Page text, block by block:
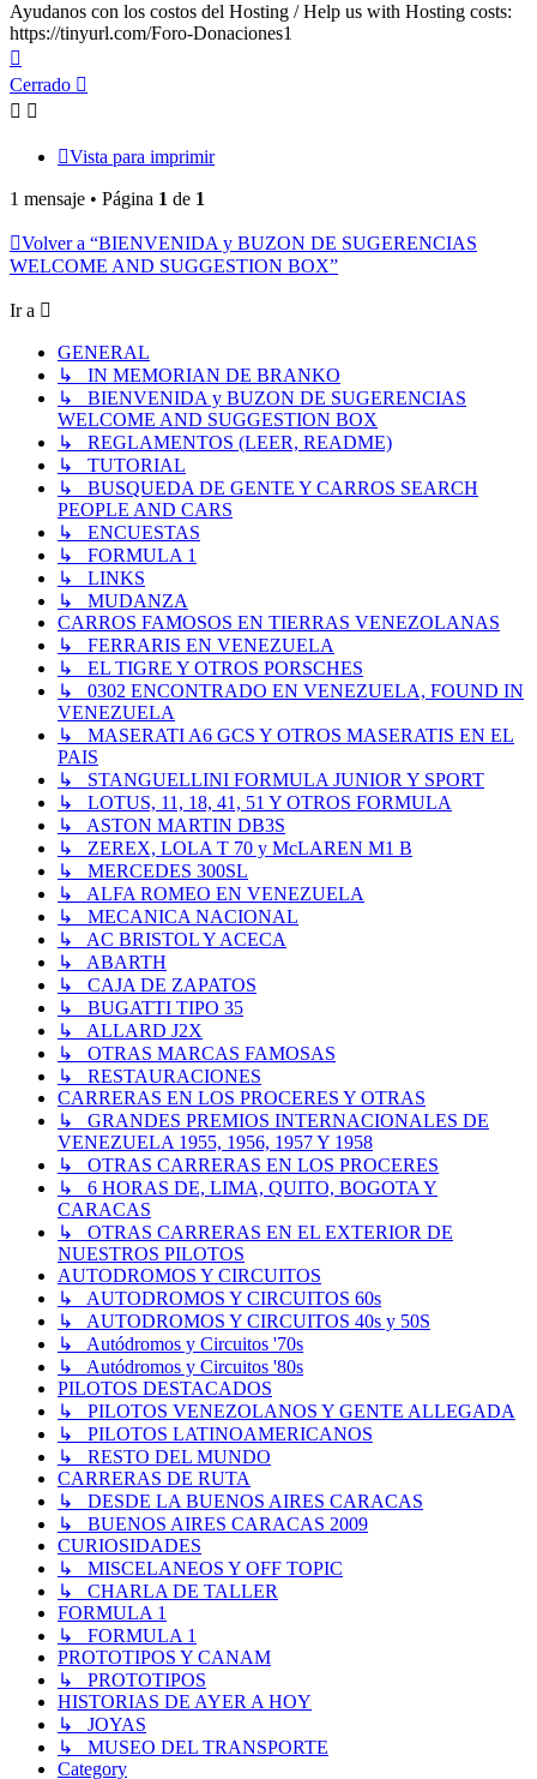
Ayudanos con los costos del Hosting / Help us with Hosting costs:
https://tinyurl.com/Foro-Donaciones1
Cerrado
Vista para imprimir
1 mensaje • Página 1 de 1
Volver a “BIENVENIDA y BUZON DE SUGERENCIAS
WELCOME AND SUGGESTION BOX”
Ir a
GENERAL
↳ IN MEMORIAN DE BRANKO
↳ BIENVENIDA y BUZON DE SUGERENCIAS
WELCOME AND SUGGESTION BOX
↳ REGLAMENTOS (LEER, README)
↳ TUTORIAL
↳ BUSQUEDA DE GENTE Y CARROS SEARCH
PEOPLE AND CARS
↳ ENCUESTAS
↳ FORMULA 1
↳ LINKS
↳ MUDANZA
CARROS FAMOSOS EN TIERRAS VENEZOLANAS
↳ FERRARIS EN VENEZUELA
↳ EL TIGRE Y OTROS PORSCHES
↳ 0302 ENCONTRADO EN VENEZUELA, FOUND IN
VENEZUELA
↳ MASERATI A6 GCS Y OTROS MASERATIS EN EL
PAIS
↳ STANGUELLINI FORMULA JUNIOR Y SPORT
↳ LOTUS, 11, 18, 41, 51 Y OTROS FORMULA
↳ ASTON MARTIN DB3S
↳ ZEREX, LOLA T 70 y McLAREN M1 B
↳ MERCEDES 300SL
↳ ALFA ROMEO EN VENEZUELA
↳ MECANICA NACIONAL
↳ AC BRISTOL Y ACECA
↳ ABARTH
↳ CAJA DE ZAPATOS
↳ BUGATTI TIPO 35
↳ ALLARD J2X
↳ OTRAS MARCAS FAMOSAS
↳ RESTAURACIONES
CARRERAS EN LOS PROCERES Y OTRAS
↳ GRANDES PREMIOS INTERNACIONALES DE
VENEZUELA 1955, 1956, 1957 Y 1958
↳ OTRAS CARRERAS EN LOS PROCERES
↳ 6 HORAS DE, LIMA, QUITO, BOGOTA Y
CARACAS
↳ OTRAS CARRERAS EN EL EXTERIOR DE
NUESTROS PILOTOS
AUTODROMOS Y CIRCUITOS
↳ AUTODROMOS Y CIRCUITOS 60s
↳ AUTODROMOS Y CIRCUITOS 40s y 50S
↳ Autódromos y Circuitos '70s
↳ Autódromos y Circuitos '80s
PILOTOS DESTACADOS
↳ PILOTOS VENEZOLANOS Y GENTE ALLEGADA
↳ PILOTOS LATINOAMERICANOS
↳ RESTO DEL MUNDO
CARRERAS DE RUTA
↳ DESDE LA BUENOS AIRES CARACAS
↳ BUENOS AIRES CARACAS 2009
CURIOSIDADES
↳ MISCELANEOS Y OFF TOPIC
↳ CHARLA DE TALLER
FORMULA 1
↳ FORMULA 1
PROTOTIPOS Y CANAM
↳ PROTOTIPOS
HISTORIAS DE AYER A HOY
↳ JOYAS
↳ MUSEO DEL TRANSPORTE
Category